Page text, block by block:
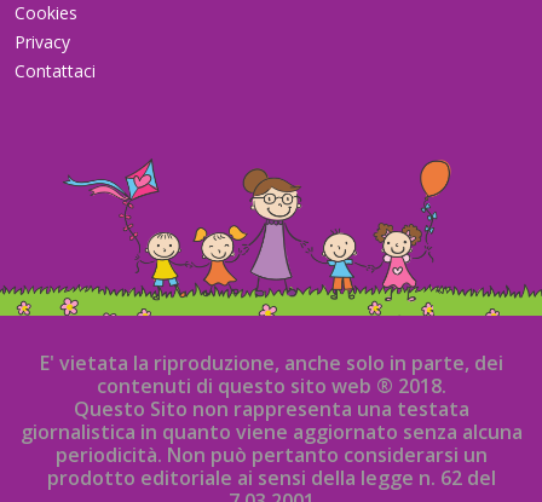
Cookies
Privacy
Contattaci
E' vietata la riproduzione, anche solo in parte, dei
contenuti di questo sito web ® 2018.
Questo Sito non rappresenta una testata
giornalistica in quanto viene aggiornato senza alcuna
periodicità. Non può pertanto considerarsi un
prodotto editoriale ai sensi della legge n. 62 del